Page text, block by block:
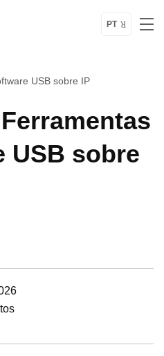
PT
USB sobre IP
USB sobre